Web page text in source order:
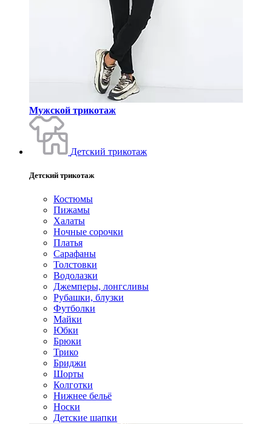
Мужской трикотаж
Детский трикотаж
Детский трикотаж
Костюмы
Пижамы
Халаты
Ночные сорочки
Платья
Сарафаны
Толстовки
Водолазки
Джемперы, лонгсливы
Рубашки, блузки
Футболки
Майки
Юбки
Брюки
Трико
Бриджи
Шорты
Колготки
Нижнее бельё
Носки
Детские шапки